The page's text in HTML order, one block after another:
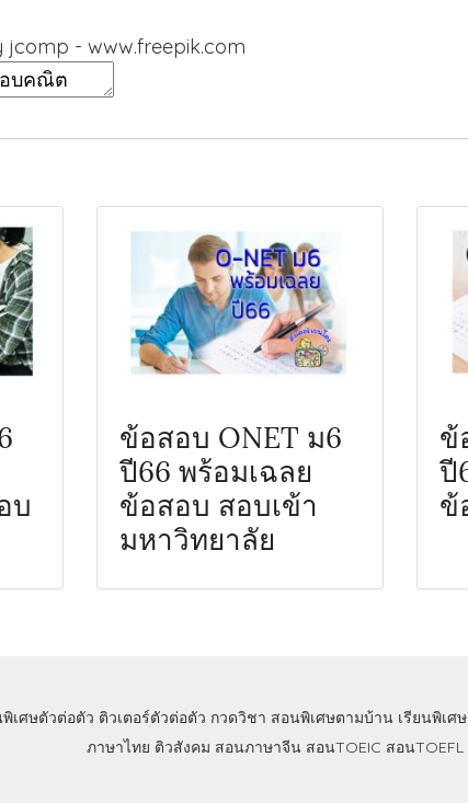
- www.freepik.com
บ
ข้อสอบ ONET ม6
ปี66 พร้อมเฉลย
ข้อสอบ สอบเข้า
มหาวิทยาลัย
ข้
ปี
ข้
เศษตัวต่อตัว ติวเตอร์ตัวต่อตัว กวดวิชา สอนพิเศษตามบ้าน เรียนพิเศ
ภาษาไทย ติวสังคม สอนภาษาจีน สอนTOEIC สอนTOEFL